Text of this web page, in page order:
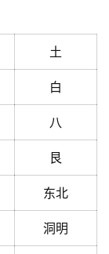
土
白
八
艮
东北
洞明